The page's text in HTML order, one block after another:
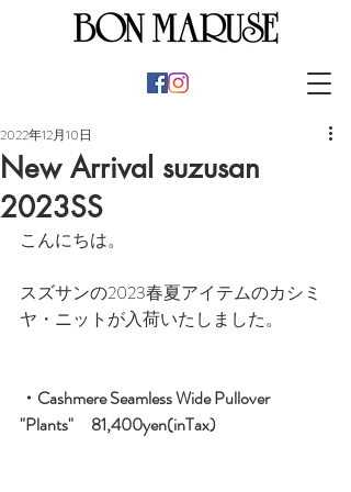
New Arrival suzusan
2023SS
2022年12月10日
こんにちは。
スズサンの2023春夏アイテムのカシミ
ヤ・ニットが入荷いたしました。
・Cashmere Seamless Wide Pullover
"Plants"　81,400yen(inTax)